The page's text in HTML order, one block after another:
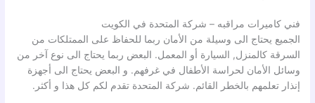
فني كاميرات مراقبه – شركة المتحدة في الكويت
الجميع يحتاج الى وسيلة من الأمان ربما للحفاظ على الممتلكات من
السرقة كالمنزل, السيارة أو المعمل. البعض ربما يحتاج الى نوع آخر من
وسائل الأمان لحراسة الأطفال في غرفهم. و البعض يحتاج الى أجهزة
إنذار تعلمهم بالخطر القائم. شركة المتحدة تقدم لكم كل هذا و أكثر.